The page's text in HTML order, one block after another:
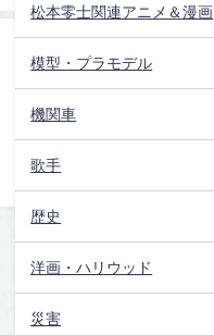
松本零士関連アニメ＆漫画
模型・プラモデル
機関車
歌手
歴史
洋画・ハリウッド
災害